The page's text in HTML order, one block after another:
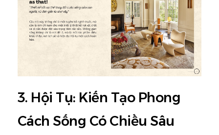
3. Hội Tụ: Kiến Tạo Phong
Cách Sống Có Chiều Sâu